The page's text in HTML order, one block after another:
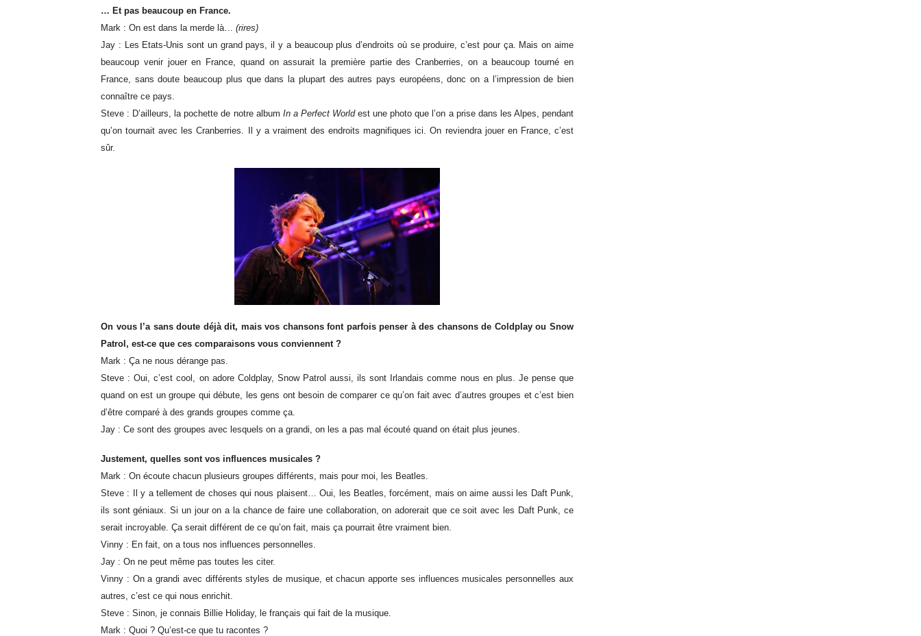
… Et pas beaucoup en France.
Mark : On est dans la merde là… (rires)
Jay : Les Etats-Unis sont un grand pays, il y a beaucoup plus d’endroits où se produire, c’est pour ça. Mais on aime
beaucoup venir jouer en France, quand on assurait la première partie des Cranberries, on a beaucoup tourné en
France, sans doute beaucoup plus que dans la plupart des autres pays européens, donc on a l’impression de bien
connaître ce pays.
Steve : D’ailleurs, la pochette de notre album In a Perfect Worldest une photo que l’on a prise dans les Alpes, pendant
qu’on tournait avec les Cranberries. Il y a vraiment des endroits magnifiques ici. On reviendra jouer en France, c’est
sûr.
On vous l’a sans doute déjà dit, mais vos chansons font parfois penser à des chansons de Coldplay ou Snow
Patrol, est-ce que ces comparaisons vous conviennent ?
Mark : Ça ne nous dérange pas.
Steve : Oui, c’est cool, on adore Coldplay, Snow Patrol aussi, ils sont Irlandais comme nous en plus. Je pense que
quand on est un groupe qui débute, les gens ont besoin de comparer ce qu’on fait avec d’autres groupes et c’est bien
d’être comparé à des grands groupes comme ça.
Jay : Ce sont des groupes avec lesquels on a grandi, on les a pas mal écouté quand on était plus jeunes.
Justement, quelles sont vos influences musicales ?
Mark : On écoute chacun plusieurs groupes différents, mais pour moi, les Beatles.
Steve : Il y a tellement de choses qui nous plaisent… Oui, les Beatles, forcément, mais on aime aussi les Daft Punk,
ils sont géniaux. Si un jour on a la chance de faire une collaboration, on adorerait que ce soit avec les Daft Punk, ce
serait incroyable. Ça serait différent de ce qu’on fait, mais ça pourrait être vraiment bien.
Vinny : En fait, on a tous nos influences personnelles.
Jay : On ne peut même pas toutes les citer.
Vinny : On a grandi avec différents styles de musique, et chacun apporte ses influences musicales personnelles aux
autres, c’est ce qui nous enrichit.
Steve : Sinon, je connais Billie Holiday, le français qui fait de la musique.
Mark : Quoi ? Qu’est-ce que tu racontes ?